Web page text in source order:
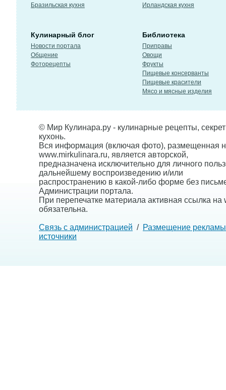
Бразильская кухня
Ирландская кухня
Кулинарный блог
Новости портала
Общение
Фоторецепты
Библиотека
Приправы
Овощи
Фрукты
Пищевые консерванты
Пищевые красители
Мясо и мясные изделия
© Мир Кулинара.ру - кулинарные рецепты,
кухонь.
Вся информация (включая фото), размещенная
www.mirkulinara.ru, является авторской,
предназначена исключительно для личного
дальнейшему воспроизведению и/или
распространению в какой-либо форме без
Администрации портала.
При перепечатке материала активная ссылка на
обязательна.
Связь с администрацией / Размещение рекламы
источники